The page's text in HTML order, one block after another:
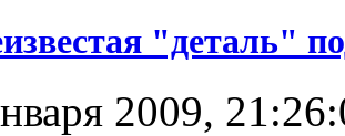
"деталь"
2009,